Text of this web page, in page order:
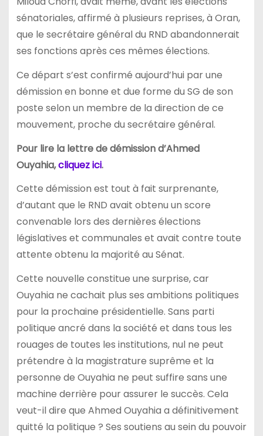
sénatoriales, affirmé à plusieurs reprises, à Oran,
que le secrétaire général du RND abandonnerait
ses fonctions après ces mêmes élections.
Ce départ s’est confirmé aujourd’hui par une
démission en bonne et due forme du SG de son
poste selon un membre de la direction de ce
mouvement, proche du secrétaire général.
Pour lire la lettre de démission d’Ahmed
Ouyahia,cliquez ici.
Cette démission est tout à fait surprenante,
d’autant que le RND avait obtenu un score
convenable lors des dernières élections
législatives et communales et avait contre toute
attente obtenu la majorité au Sénat.
Cette nouvelle constitue une surprise, car
Ouyahia ne cachait plus ses ambitions politiques
pour la prochaine présidentielle. Sans parti
politique ancré dans la société et dans tous les
rouages de toutes les institutions, nul ne peut
prétendre à la magistrature suprême et la
personne de Ouyahia ne peut suffire sans une
machine derrière pour assurer le succès. Cela
veut-il dire que Ahmed Ouyahia a définitivement
quitté la politique ? Ses soutiens au sein du pouvoir